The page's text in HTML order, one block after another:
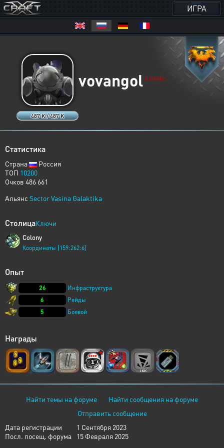
ИГРА
487 K / 487 K
vovangolHUMANS
Статистика
Страна
Россия
ТОП 10200
Очков 486 661
Альянс Sector Vasina Galaktika
СтолицаКлючи
Colony
Координаты [159:262:6]
Опыт
26
Инфраструктура
6
Рейды
5
Боевой
Награды
Найти темы на форуме
Найти сообщения на форуме
Отправить сообщение
Дата регистрации
1 Сентября 2023
Посл. посещ. форума
15 Февраля 2025